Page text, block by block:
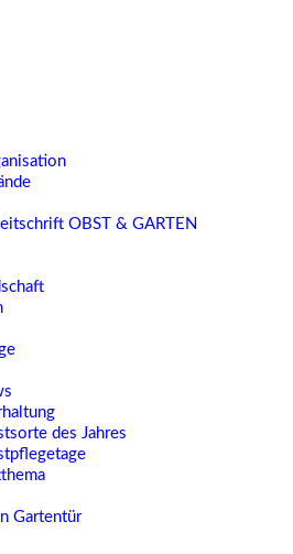
OBST & GARTEN
des Jahres
Gartentür